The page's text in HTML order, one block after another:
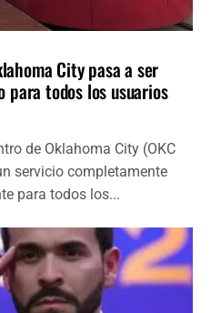
City pasa a ser
todos los usuarios
de Oklahoma City (OKC
servicio completamente
para todos los...